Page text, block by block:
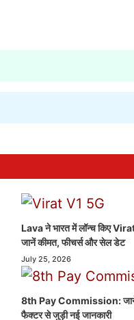
Lava ने भारत में लॉन्च किए
जानें कीमत, फीचर्स और सेल डेट
July 25, 2026
8th Pay Commission:
फैक्टर से जुड़ी नई जानकारी